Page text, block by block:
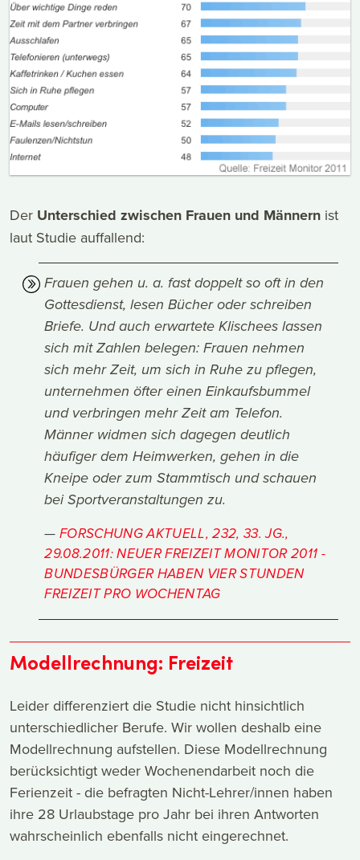
Der Unterschied zwischen Frauen und Männern ist
laut Studie auffallend:
Frauen gehen u. a. fast doppelt so oft in den
Gottesdienst, lesen Bücher oder schreiben
Briefe. Und auch erwartete Klischees lassen
sich mit Zahlen belegen: Frauen nehmen
sich mehr Zeit, um sich in Ruhe zu pflegen,
unternehmen öfter einen Einkaufsbummel
und verbringen mehr Zeit am Telefon.
Männer widmen sich dagegen deutlich
häufiger dem Heimwerken, gehen in die
Kneipe oder zum Stammtisch und schauen
bei Sportveranstaltungen zu.
FORSCHUNG AKTUELL, 232, 33. JG.,
29.08.2011: NEUER FREIZEIT MONITOR 2011 -
BUNDESBÜRGER HABEN VIER STUNDEN
FREIZEIT PRO WOCHENTAG
Modellrechnung: Freizeit
Leider differenziert die Studie nicht hinsichtlich
unterschiedlicher Berufe. Wir wollen deshalb eine
Modellrechnung aufstellen. Diese Modellrechnung
berücksichtigt weder Wochenendarbeit noch die
Ferienzeit - die befragten Nicht-Lehrer/innen haben
ihre 28 Urlaubstage pro Jahr bei ihren Antworten
wahrscheinlich ebenfalls nicht eingerechnet.